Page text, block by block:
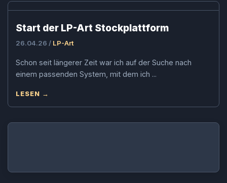
Start der LP-Art Stockplattform
26.04.26 / LP-Art
Schon seit längerer Zeit war ich auf der Suche nach
einem passenden System, mit dem ich ...
LESEN →